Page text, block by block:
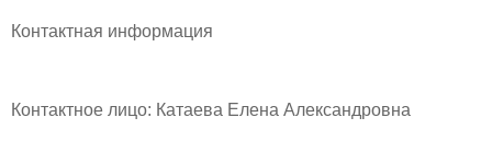
Контактная информация
Контактное лицо: Катаева Елена Александровна